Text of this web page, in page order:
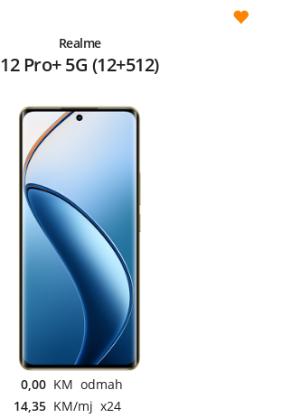
Realme
12 Pro+ 5G (12+512)
0,00 KM odmah
14,35 KM/mj x24